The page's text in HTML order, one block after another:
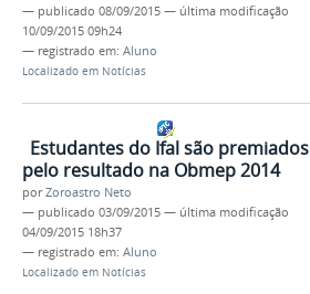
— publicado 08/09/2015 — última modificação
10/09/2015 09h24
— registrado em: Aluno
Localizado em Notícias
Estudantes do Ifal são premiados
pelo resultado na Obmep 2014
porZoroastro Neto
— publicado 03/09/2015 — última modificação
04/09/2015 18h37
— registrado em: Aluno
Localizado em Notícias